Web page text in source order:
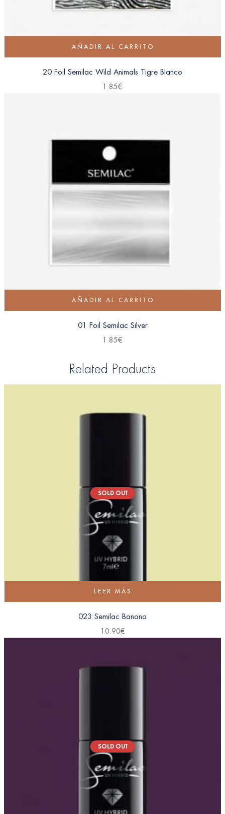
AÑADIR AL CARRITO
20 Foil Semilac Wild Animals Tigre Blanco
1.85€
AÑADIR AL CARRITO
01 Foil Semilac Silver
1.85€
Related Products
SOLD OUT
LEER MÁS
023 Semilac Banana
10.90€
SOLD OUT